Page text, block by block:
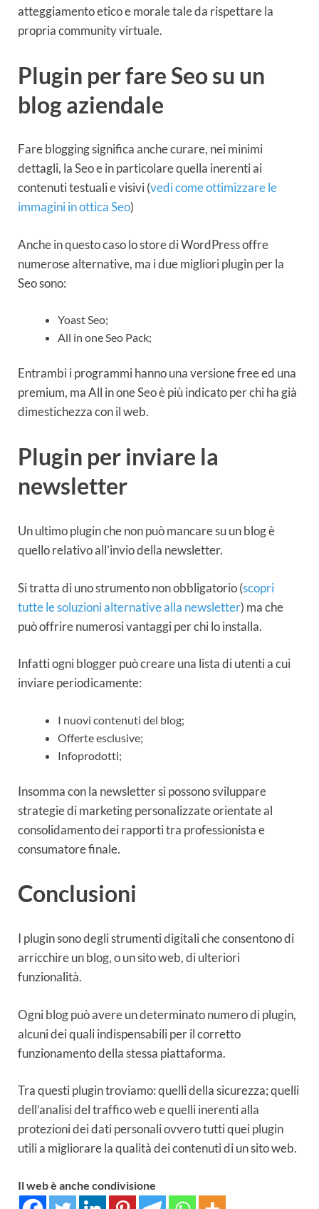
atteggiamento etico e morale tale da rispettare la
propria community virtuale.
Plugin per fare Seo su un
blog aziendale
Fare blogging significa anche curare, nei minimi
dettagli, la Seo e in particolare quella inerenti ai
contenuti testuali e visivi (vedi come ottimizzare le
immagini in ottica Seo)
Anche in questo caso lo store di WordPress offre
numerose alternative, ma i due migliori plugin per la
Seo sono:
Yoast Seo;
All in one Seo Pack;
Entrambi i programmi hanno una versione free ed una
premium, ma All in one Seo è più indicato per chi ha già
dimestichezza con il web.
Plugin per inviare la
newsletter
Un ultimo plugin che non può mancare su un blog è
quello relativo all’invio della newsletter.
Si tratta di uno strumento non obbligatorio (scopri
tutte le soluzioni alternative alla newsletter) ma che
può offrire numerosi vantaggi per chi lo installa.
Infatti ogni blogger può creare una lista di utenti a cui
inviare periodicamente:
I nuovi contenuti del blog;
Offerte esclusive;
Infoprodotti;
Insomma con la newsletter si possono sviluppare
strategie di marketing personalizzate orientate al
consolidamento dei rapporti tra professionista e
consumatore finale.
Conclusioni
I plugin sono degli strumenti digitali che consentono di
arricchire un blog, o un sito web, di ulteriori
funzionalità.
Ogni blog può avere un determinato numero di plugin,
alcuni dei quali indispensabili per il corretto
funzionamento della stessa piattaforma.
Tra questi plugin troviamo: quelli della sicurezza; quelli
dell’analisi del traffico web e quelli inerenti alla
protezioni dei dati personali ovvero tutti quei plugin
utili a migliorare la qualità dei contenuti di un sito web.
Il web è anche condivisione